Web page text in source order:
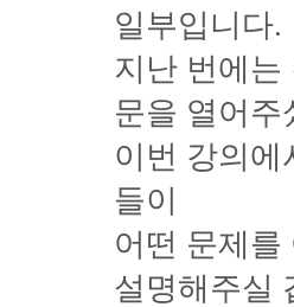
일부입니다.
지난 번에는
문을 열어주
이번 강의
들이
어떤 문제를
설명해주실